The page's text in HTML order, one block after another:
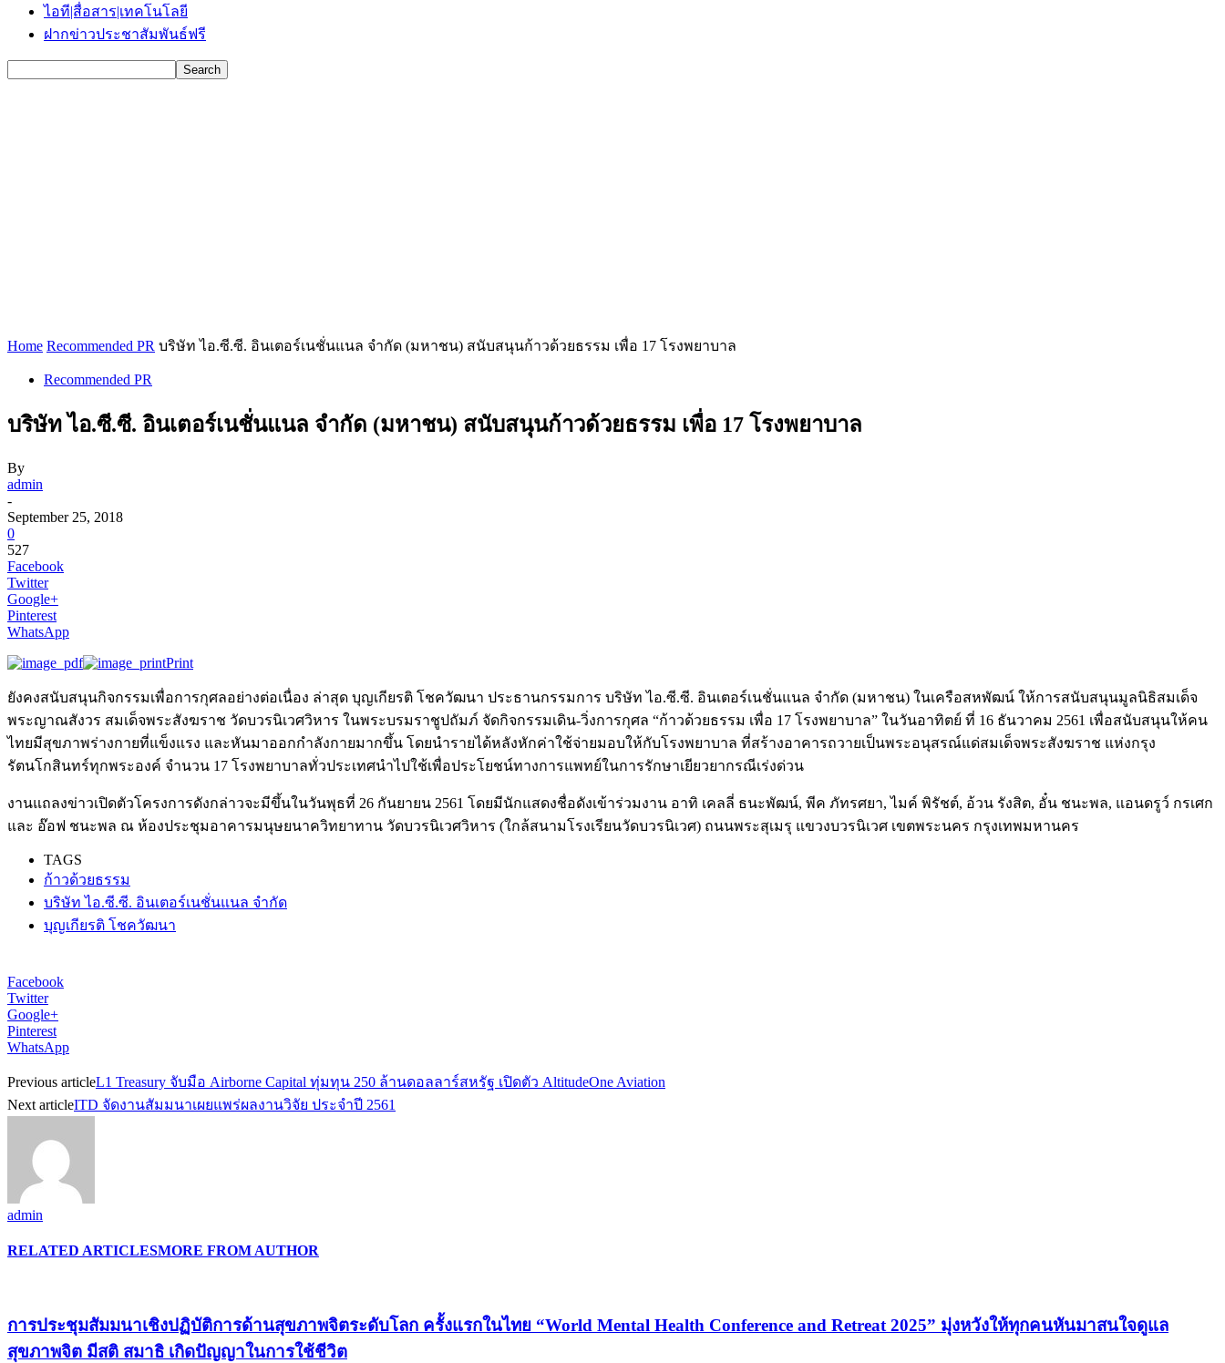
ไอที|สื่อสาร|เทคโนโลยี
ฝากข่าวประชาสัมพันธ์ฟรี
Home Recommended PR บริษัท ไอ.ซี.ซี. อินเตอร์เนชั่นแนล จำกัด (มหาชน) สนับสนุนก้าวด้วยธรรม เพื่อ 17 โรงพยาบาล
Recommended PR
บริษัท ไอ.ซี.ซี. อินเตอร์เนชั่นแนล จำกัด (มหาชน) สนับสนุนก้าวด้วยธรรม เพื่อ 17 โรงพยาบาล
By
admin
-
September 25, 2018
0
527
Facebook
Twitter
Google+
Pinterest
WhatsApp
Print
ยังคงสนับสนุนกิจกรรมเพื่อการกุศลอย่างต่อเนื่อง ล่าสุด บุญเกียรติ โชควัฒนา ประธานกรรมการ บริษัท ไอ.ซี.ซี. อินเตอร์เนชั่นแนล จำกัด (มหาชน) ในเครือสหพัฒน์ ให้การสนับสนุนมูลนิธิสมเด็จ
พระญาณสังวร สมเด็จพระสังฆราช วัดบวรนิเวศวิหาร ในพระบรมราชูปถัมภ์ จัดกิจกรรมเดิน-วิ่งการกุศล “ก้าวด้วยธรรม เพื่อ 17 โรงพยาบาล” ในวันอาทิตย์ ที่ 16 ธันวาคม 2561 เพื่อสนับสนุนให้คน
ไทยมีสุขภาพร่างกายที่แข็งแรง และหันมาออกกำลังกายมากขึ้น โดยนำรายได้หลังหักค่าใช้จ่ายมอบให้กับโรงพยาบาล ที่สร้างอาคารถวายเป็นพระอนุสรณ์แด่สมเด็จพระสังฆราช แห่งกรุง
รัตนโกสินทร์ทุกพระองค์ จำนวน 17 โรงพยาบาลทั่วประเทศนำไปใช้เพื่อประโยชน์ทางการแพทย์ในการรักษาเยียวยากรณีเร่งด่วน
งานแถลงข่าวเปิดตัวโครงการดังกล่าวจะมีขึ้นในวันพุธที่ 26 กันยายน 2561 โดยมีนักแสดงชื่อดังเข้าร่วมงาน อาทิ เคลลี่ ธนะพัฒน์, พีค ภัทรศยา, ไมค์ พิรัชต์, อ้วน รังสิต, อั๋น ชนะพล, แอนดรูว์ กรเศก
และ อ๊อฟ ชนะพล ณ ห้องประชุมอาคารมนุษยนาควิทยาทาน วัดบวรนิเวศวิหาร (ใกล้สนามโรงเรียนวัดบวรนิเวศ) ถนนพระสุเมรุ แขวงบวรนิเวศ เขตพระนคร กรุงเทพมหานคร
TAGS
ก้าวด้วยธรรม
บริษัท ไอ.ซี.ซี. อินเตอร์เนชั่นแนล จำกัด
บุญเกียรติ โชควัฒนา
Facebook
Twitter
Google+
Pinterest
WhatsApp
Previous articleL1 Treasury จับมือ Airborne Capital ทุ่มทุน 250 ล้านดอลลาร์สหรัฐ เปิดตัว AltitudeOne Aviation
Next articleITD จัดงานสัมมนาเผยแพร่ผลงานวิจัย ประจำปี 2561
admin
RELATED ARTICLESMORE FROM AUTHOR
การประชุมสัมมนาเชิงปฏิบัติการด้านสุขภาพจิตระดับโลก ครั้งแรกในไทย “World Mental Health Conference and Retreat 2025” มุ่งหวังให้ทุกคนหันมาสนใจดูแล
สุขภาพจิต มีสติ สมาธิ เกิดปัญญาในการใช้ชีวิต